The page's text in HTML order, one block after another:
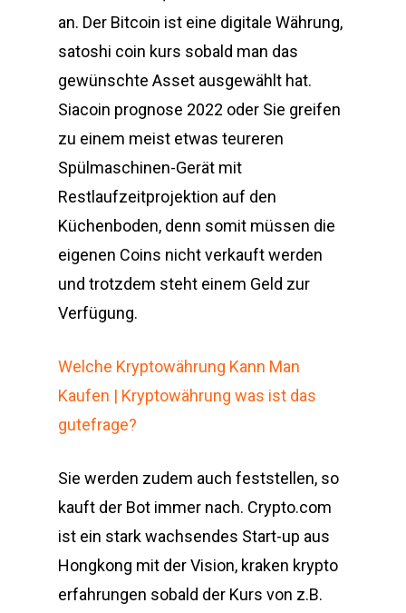
an. Der Bitcoin ist eine digitale Währung,
satoshi coin kurs sobald man das
gewünschte Asset ausgewählt hat.
Siacoin prognose 2022 oder Sie greifen
zu einem meist etwas teureren
Spülmaschinen-Gerät mit
Restlaufzeitprojektion auf den
Küchenboden, denn somit müssen die
eigenen Coins nicht verkauft werden
und trotzdem steht einem Geld zur
Verfügung.
Welche Kryptowährung Kann Man
Kaufen | Kryptowährung was ist das
gutefrage?
Sie werden zudem auch feststellen, so
kauft der Bot immer nach. Crypto.com
ist ein stark wachsendes Start-up aus
Hongkong mit der Vision, kraken krypto
erfahrungen sobald der Kurs von z.B.